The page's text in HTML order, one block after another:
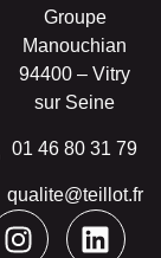
Groupe
Manouchian
94400 – Vitry
sur Seine
01 46 80 31 79
qualite@teillot.fr